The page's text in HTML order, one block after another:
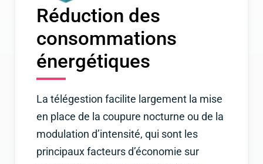
Réduction des
consommations
énergétiques
La télégestion facilite largement la mise
en place de la coupure nocturne ou de la
modulation d’intensité, qui sont les
principaux facteurs d’économie sur